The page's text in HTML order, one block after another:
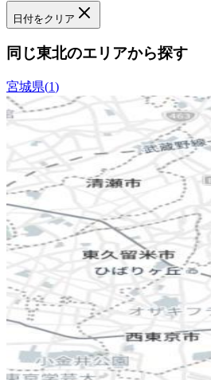
日付をクリア
同じ東北のエリアから探す
宮城県(1)